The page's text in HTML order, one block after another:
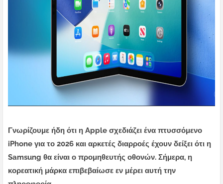
Γνωρίζουμε ήδη ότι η Apple σχεδιάζει ένα πτυσσόμενο
iPhone για το 2026 και αρκετές διαρροές έχουν δείξει ότι η
Samsung θα είναι ο προμηθευτής οθονών. Σήμερα, η
κορεατική μάρκα επιβεβαίωσε εν μέρει αυτή την